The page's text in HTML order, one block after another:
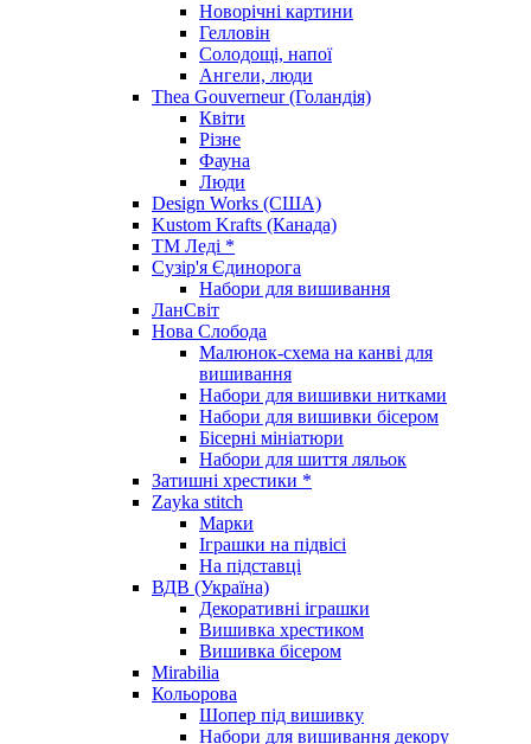
Новорічні картини
Гелловін
Солодощі, напої
Ангели, люди
Thea Gouverneur (Голандія)
Квіти
Різне
Фауна
Люди
Design Works (США)
Kustom Krafts (Канада)
ТМ Леді *
Сузір'я Єдинорога
Набори для вишивання
ЛанСвіт
Нова Слобода
Малюнок-схема на канві для
вишивання
Набори для вишивки нитками
Набори для вишивки бісером
Бісерні мініатюри
Набори для шиття ляльок
Затишні хрестики *
Zayka stitch
Марки
Іграшки на підвісі
На підставці
ВДВ (Україна)
Декоративні іграшки
Вишивка хрестиком
Вишивка бісером
Mirabilia
Кольорова
Шопер під вишивку
Набори для вишивання декору